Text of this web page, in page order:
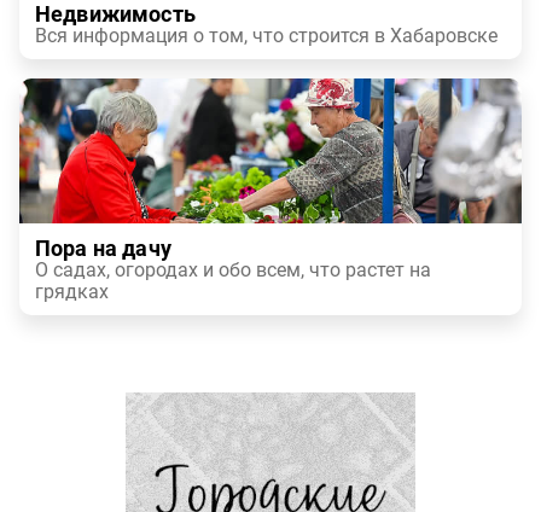
Недвижимость
Вся информация о том, что строится в Хабаровске
Пора на дачу
О садах, огородах и обо всем, что растет на
грядках